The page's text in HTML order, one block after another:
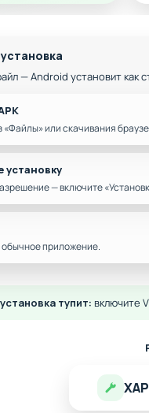
— Android установит
«Файлы» или скачивания
установку
— включите
обычное приложение.
тупит: включите